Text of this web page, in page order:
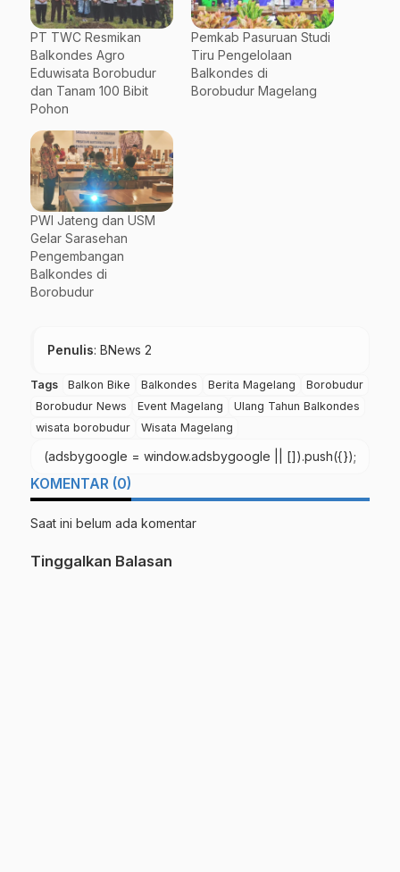
PT TWC Resmikan
Balkondes Agro
Eduwisata Borobudur
dan Tanam 100 Bibit
Pohon
Pemkab Pasuruan Studi
Tiru Pengelolaan
Balkondes di
Borobudur Magelang
PWI Jateng dan USM
Gelar Sarasehan
Pengembangan
Balkondes di
Borobudur
Penulis: BNews 2
Tags Balkon Bike Balkondes Berita Magelang
Borobudur
Borobudur News
Event Magelang
Ulang Tahun Balkondes
wisata borobudur
Wisata Magelang
(adsbygoogle = window.adsbygoogle || []).push({});
KOMENTAR (0)
Saat ini belum ada komentar
Tinggalkan Balasan